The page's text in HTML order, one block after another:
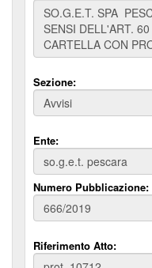
Sezione:
Ente:
Numero Pubblicazione:
Riferimento Atto: